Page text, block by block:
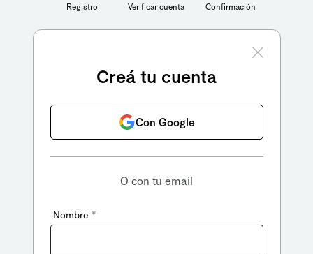
Registro Verificar cuenta Confirmación
Creá tu cuenta
Con Google
O con tu email
Nombre *